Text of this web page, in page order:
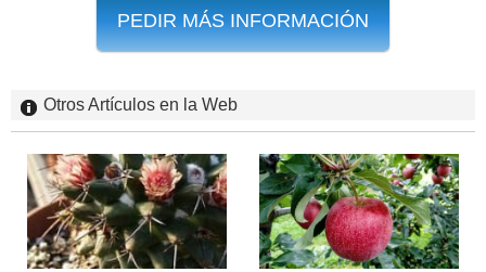
PEDIR MÁS INFORMACIÓN
Otros Artículos en la Web